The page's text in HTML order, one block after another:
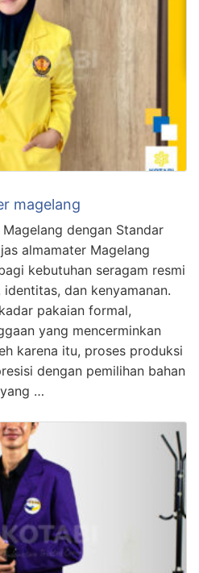
magelang
dengan Standar
almamater Magelang
kebutuhan seragam resmi
dan kenyamanan.
pakaian formal,
yang mencerminkan
karena itu, proses produksi
dengan pemilihan bahan
…